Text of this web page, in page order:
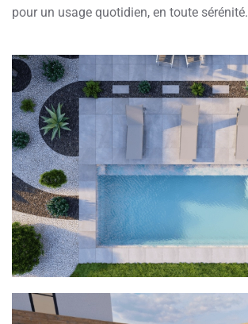
pour un usage quotidien, en toute sérénité.